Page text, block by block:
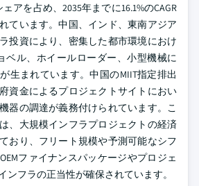
アを占め、2035年までに16.1%のCAGR
ています。中国、インド、東南アジア
投資により、密集した都市環境におけ
ベル、ホイールローダー、小型機械に
生まれています。中国のMIIT指定排出
資金によるプロジェクトサイトにおい
器の調達が義務付けられています。こ
、大規模インフラプロジェクトの経済
おり、フリート規模や予測可能なシフ
ファイナンスパッケージやプロジェ
ンフラの正当性が確保されています。